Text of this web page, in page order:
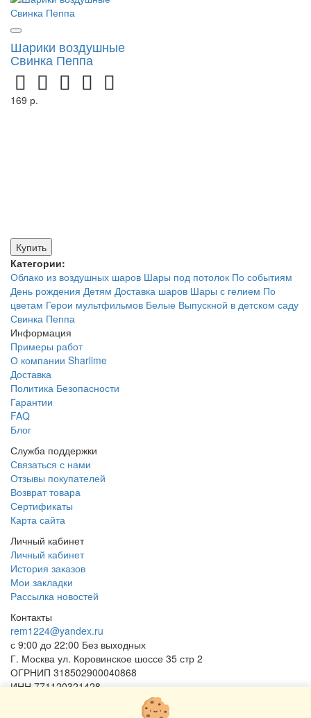
Шарики воздушные
Свинка Пеппа
169 р.
Купить
Категории:
Облако из воздушных шаров Шары под потолок По событиям
День рождения Детям Доставка шаров Шары с гелием По
цветам Герои мультфильмов Белые Выпускной в детском саду
Свинка Пеппа
Информация
Примеры работ
О компании Sharlime
Доставка
Политика Безопасности
Гарантии
FAQ
Блог
Служба поддержки
Связаться с нами
Отзывы покупателей
Возврат товара
Сертификаты
Карта сайта
Личный кабинет
Личный кабинет
История заказов
Мои закладки
Рассылка новостей
Контакты
rem1224@yandex.ru
с 9:00 до 22:00 Без выходных
Г. Москва ул. Коровинское шоссе 35 стр 2
ОГРНИП 318502900040868
ИНН 771120321428